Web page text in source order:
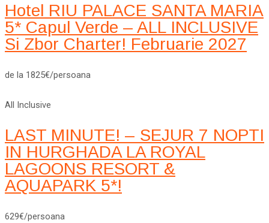
Hotel RIU PALACE SANTA MARIA
5* Capul Verde – ALL INCLUSIVE
Si Zbor Charter! Februarie 2027
de la 1825€/persoana
All Inclusive
LAST MINUTE! – SEJUR 7 NOPTI
IN HURGHADA LA ROYAL
LAGOONS RESORT &
AQUAPARK 5*!
629€/persoana